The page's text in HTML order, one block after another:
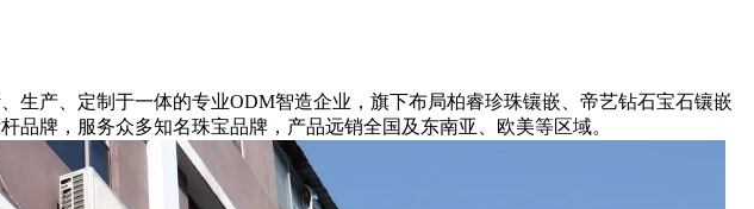
产、定制于一体的专业ODM智造企业，旗下布局柏睿珍珠镶嵌、帝艺钻石宝石镶嵌
品牌，服务众多知名珠宝品牌，产品远销全国及东南亚、欧美等区域。